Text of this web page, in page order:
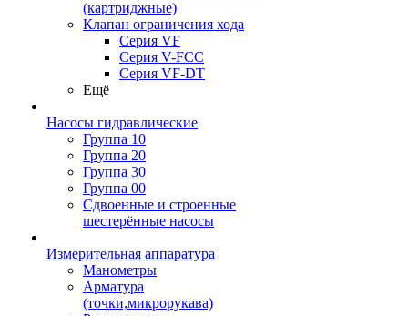
(картриджные)
Клапан ограничения хода
Серия VF
Серия V-FCC
Серия VF-DT
Ещё
Насосы гидравлические
Группа 10
Группа 20
Группа 30
Группа 00
Сдвоенные и строенные
шестерённые насосы
Измерительная аппаратура
Манометры
Арматура
(точки,микрорукава)